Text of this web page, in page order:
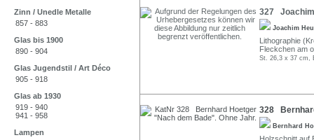
Zinn / Unedle Metalle
857 - 883
Glas bis 1900
890 - 904
Glas Jugendstil / Art Déco
905 - 918
Glas ab 1930
919 - 940
941 - 958
Lampen
327 Joachim
Joachim
Lithographie
Fleckchen am
St. 26,3 x 37 cm,
328
Bernhard